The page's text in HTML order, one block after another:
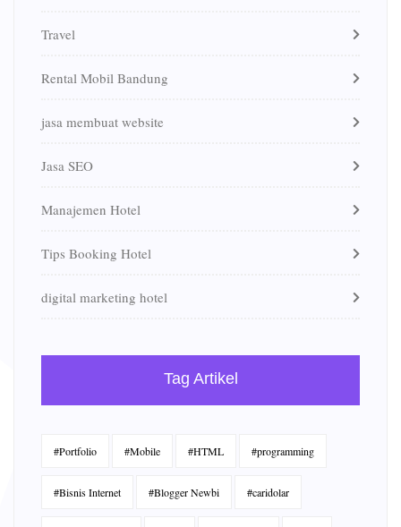
Travel
Rental Mobil Bandung
jasa membuat website
Jasa SEO
Manajemen Hotel
Tips Booking Hotel
digital marketing hotel
Tag Artikel
#Portfolio #Mobile #HTML #programming
#Bisnis Internet #Blogger Newbi #caridolar